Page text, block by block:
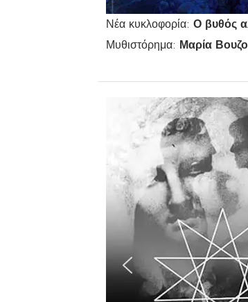
Νέα κυκλοφορία:Ο βυθός
Μυθιστόρημα: Μαρία